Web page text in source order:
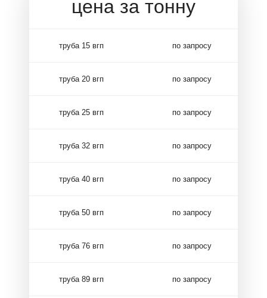
цена за тонну
труба 15 вгп по запросу
труба 20 вгп по запросу
труба 25 вгп по запросу
труба 32 вгп по запросу
труба 40 вгп по запросу
труба 50 вгп по запросу
труба 76 вгп по запросу
труба 89 вгп по запросу